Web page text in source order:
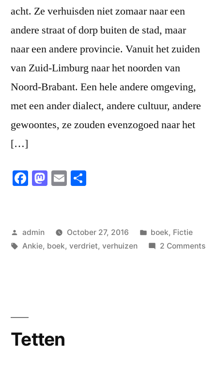
acht. Ze verhuisden niet zomaar naar een
andere straat of dorp buiten de stad, maar
naar een andere provincie. Vanuit het zuiden
van Zuid-Limburg naar het noorden van
Noord-Brabant. Een hele andere omgeving,
met een ander dialect, andere cultuur, andere
gewoontes, ze zouden evenzogoed naar het
[…]
Facebook
Mastodon
Email
Posted
by
admin October 27, 2016
Posted
in
boek, Fictie
Tags:
Ankie, boek, verdriet, verhuizen 2 Commentson
Tetten